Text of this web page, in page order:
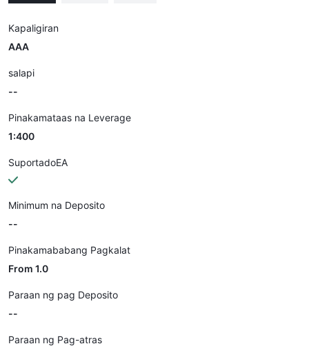
Kapaligiran
AAA
salapi
--
Pinakamataas na Leverage
1:400
SuportadoEA
Minimum na Deposito
--
Pinakamababang Pagkalat
From 1.0
Paraan ng pag Deposito
--
Paraan ng Pag-atras